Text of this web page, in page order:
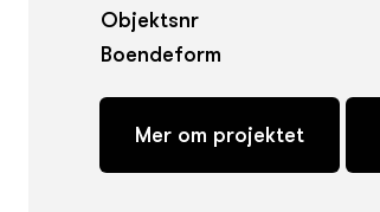
Objektsnr
Boendeform
Mer om projektet